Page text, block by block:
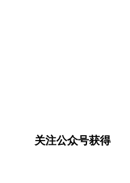
关注公众号获得